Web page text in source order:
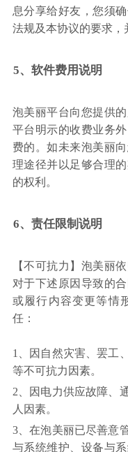
息分享给好友，您须
法规及本协议的要求，
5、软件费用说明
泡美丽平台向您提供
平台明示的收费业务
费的。如未来泡美丽
理途径并以足够合理
的权利。
6、责任限制说明
【不可抗力】泡美丽
对于下述原因导致的
或履行内容变更等情
任：
1、因自然灾害、罢工
等不可抗力因素。
2、因电力供应故障、
人因素。
3、在泡美丽已尽善意
与系统维护、设备与